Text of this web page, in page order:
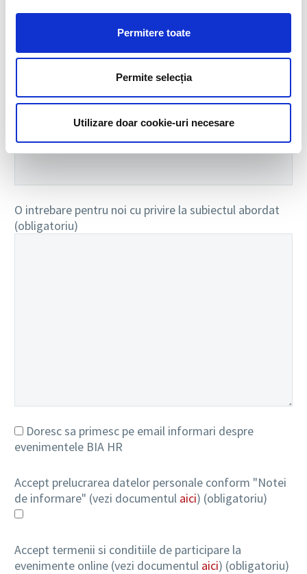
Permitere toate
Permite selecția
Utilizare doar cookie-uri necesare
Functia (obligatoriu)
Telefon (obligatoriu)
O intrebare pentru noi cu privire la subiectul abordat
(obligatoriu)
Doresc sa primesc pe email informari despre
evenimentele BIA HR
Accept prelucrarea datelor personale conform "Notei
de informare" (vezi documentul aici) (obligatoriu)
Accept termenii si conditiile de participare la
evenimente online (vezi documentul aici) (obligatoriu)